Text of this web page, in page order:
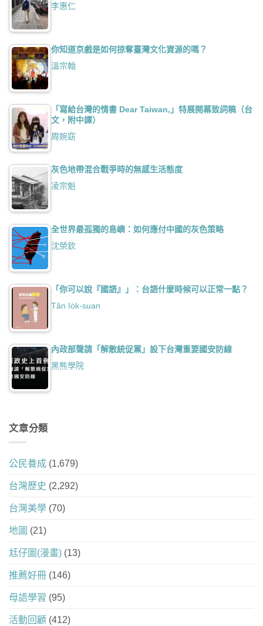
李惠仁
你知道京戲是如何掠奪臺灣文化資源的嗎？
溫宗翰
「寫給台灣的情書 Dear Taiwan,」特展開幕致詞稿（台
文，附中譯）
周婉窈
灰色地帶混合戰爭時的無感生活態度
凌宗魁
全世界最孤獨的島嶼：如何應付中國的灰色策略
沈榮欽
「你可以說『國語』」：台語什麼時候可以正常一點？
Tân Io̍k-suan
內政部聲請「解散統促黨」設下台灣重要國安防線
黑熊學院
文章分類
公民養成 (1,679)
台灣歷史 (2,292)
台灣美學 (70)
地圖 (21)
尪仔圖(漫畫) (13)
推薦好冊 (146)
母語學習 (95)
活動回顧 (412)